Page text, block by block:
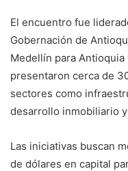
El encuentro fue
Gobernación de
Medellín para Antioquia
presentaron cerca de
sectores como
desarrollo inmobiliario
Las iniciativas buscan
de dólares en capital